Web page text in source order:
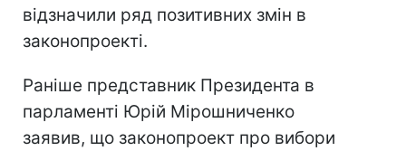
відзначили ряд позитивних змін в
законопроекті.
Раніше представник Президента в
парламенті Юрій Мірошниченко
заявив, що законопроект про вибори